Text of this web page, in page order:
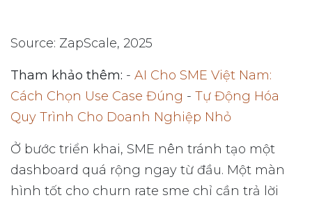
Source: ZapScale, 2025
Tham khảo thêm: - AI Cho SME Việt Nam:
Cách Chọn Use Case Đúng - Tự Động Hóa
Quy Trình Cho Doanh Nghiệp Nhỏ
Ở bước triển khai, SME nên tránh tạo một
dashboard quá rộng ngay từ đầu. Một màn
hình tốt cho churn rate sme chỉ cần trả lời